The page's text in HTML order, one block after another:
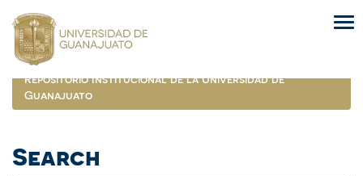
navigation
Repositorio Institucional de la Universidad de
Guanajuato
Search